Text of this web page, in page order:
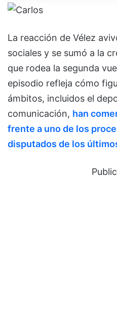
La reacción de Vélez
sociales y se sumó a la
que rodea la segunda
episodio refleja cómo
ámbitos, incluidos el
comunicación, han
frente a uno de los
disputados de los